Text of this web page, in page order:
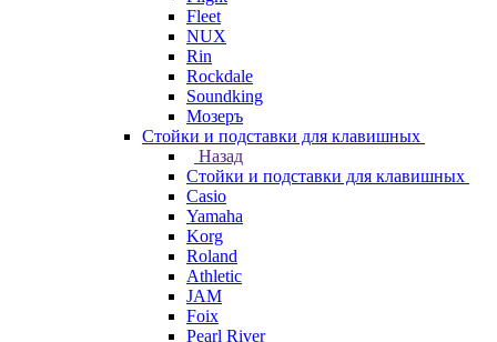
Fleet
NUX
Rin
Rockdale
Soundking
Мозеръ
Стойки и подставки для клавишных
Назад
Стойки и подставки для клавишных
Casio
Yamaha
Korg
Roland
Athletic
JAM
Foix
Pearl River